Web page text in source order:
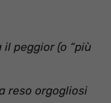
il peggior (o “più
reso orgogliosi